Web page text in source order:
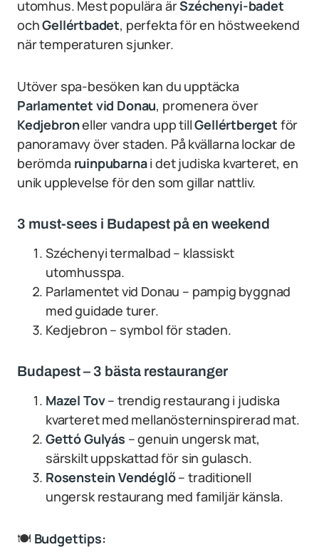
utomhus. Mest populära ärSzéchenyi-badet
ochGellértbadet, perfekta för en höstweekend
när temperaturen sjunker.
Utöver spa-besöken kan du upptäcka
Parlamentet vid Donau, promenera över
Kedjebroneller vandra upp tillGellértberget för
panoramavy över staden. På kvällarna lockar de
berömda ruinpubarnai det judiska kvarteret, en
unik upplevelse för den som gillar nattliv.
3 must-sees i Budapest på en weekend
Széchenyi termalbad – klassiskt
utomhusspa.
Parlamentet vid Donau – pampig byggnad
med guidade turer.
Kedjebron – symbol för staden.
Budapest – 3 bästa restauranger
Mazel Tov– trendig restaurang i judiska
kvarteret med mellanösterninspirerad mat.
Gettó Gulyás – genuin ungersk mat,
särskilt uppskattad för sin gulasch.
Rosenstein Vendéglő– traditionell
ungersk restaurang med familjär känsla.
🍽 Budgettips: